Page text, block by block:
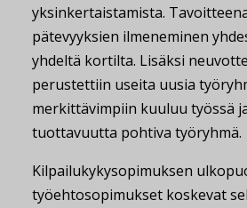
yksinkertaistamista.
pätevyyksien ilmeneminen
yhdeltä kortilta. Lisäksi
perustettiin useita uusia
merkittävimpiin kuuluu työssä
tuottavuutta pohtiva työryhmä.
Kilpailukykysopimuksen
työehtosopimukset koskevat